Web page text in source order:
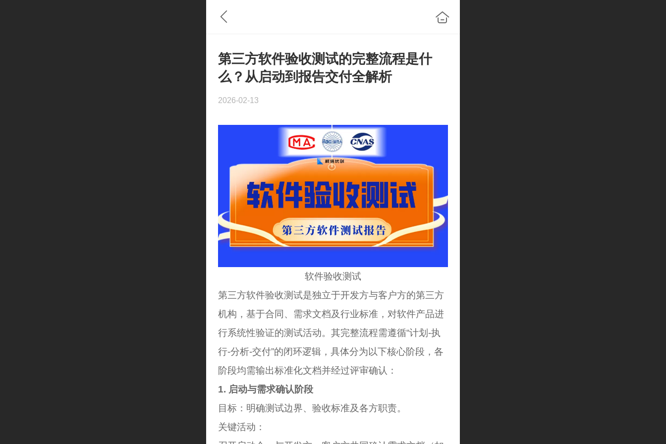
第三方软件验收测试的完整流程是什
么？从启动到报告交付全解析
2026-02-13
软件验收测试
第三方软件验收测试是独立于开发方与客户方的第三方
机构，基于合同、需求文档及行业标准，对软件产品进
行系统性验证的测试活动。其完整流程需遵循“计划-执
行-分析-交付”的闭环逻辑，具体分为以下核心阶段，各
阶段均需输出标准化文档并经过评审确认：
1. 启动与需求确认阶段
目标：明确测试边界、验收标准及各方职责。
关键活动：